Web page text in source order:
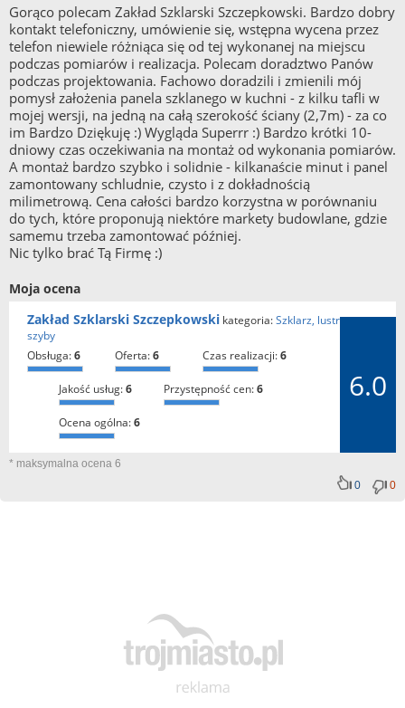
Gorąco polecam Zakład Szklarski Szczepkowski. Bardzo dobry
kontakt telefoniczny, umówienie się, wstępna wycena przez
telefon niewiele różniąca się od tej wykonanej na miejscu
podczas pomiarów i realizacja. Polecam doradztwo Panów
podczas projektowania. Fachowo doradzili i zmienili mój
pomysł założenia panela szklanego w kuchni - z kilku tafli w
mojej wersji, na jedną na całą szerokość ściany (2,7m) - za co
im Bardzo Dziękuję :) Wygląda Superrr :) Bardzo krótki 10-
dniowy czas oczekiwania na montaż od wykonania pomiarów.
A montaż bardzo szybko i solidnie - kilkanaście minut i panel
zamontowany schludnie, czysto i z dokładnością
milimetrową. Cena całości bardzo korzystna w porównaniu
do tych, które proponują niektóre markety budowlane, gdzie
samemu trzeba zamontować później.
Nic tylko brać Tą Firmę :)
Moja ocena
Zakład Szklarski Szczepkowski kategoria:Szklarz, lustra,
szyby
obsługa:6 oferta:6 czas realizacji:6
jakość usług:6 przystępność cen:6
ocena ogólna:6
6.0
* maksymalna ocena 6
0
0